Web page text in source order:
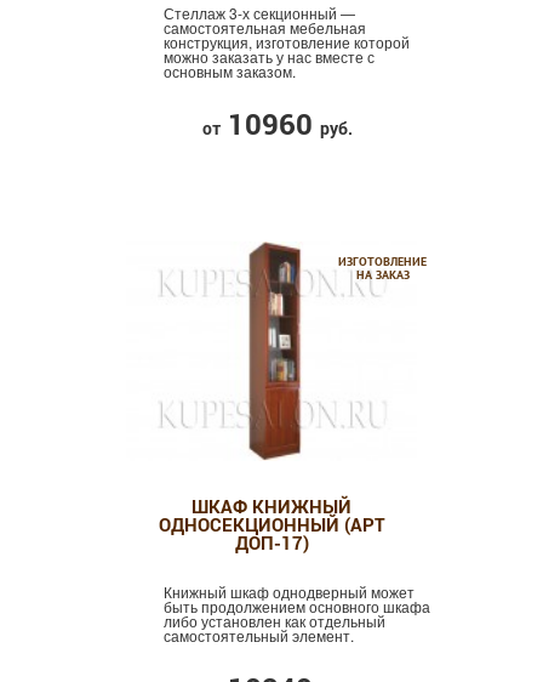
Стеллаж 3-х секционный —
самостоятельная мебельная
конструкция, изготовление которой
можно заказать у нас вместе с
основным заказом.
от 10960 руб.
ИЗГОТОВЛЕНИЕ
НА ЗАКАЗ
ШКАФ КНИЖНЫЙ
ОДНОСЕКЦИОННЫЙ (АРТ
ДОП-17)
Книжный шкаф однодверный может
быть продолжением основного шкафа
либо установлен как отдельный
самостоятельный элемент.